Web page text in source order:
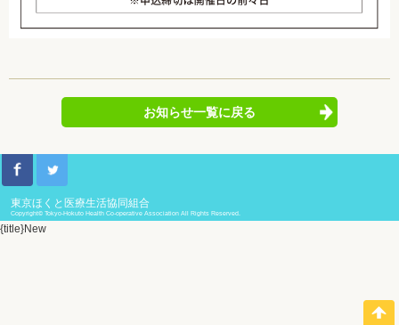
お知らせ一覧に戻る
東京ほくと医療生活協同組合
Copyright© Tokyo-Hokuto Health Co-operative Association All Rights Reserved.
{title}New